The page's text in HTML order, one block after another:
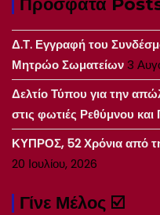
Πρόσφατα
Δ.Τ. Εγγραφή του
Μητρώο Σωματείων3
Δελτίο Τύπου για την
στις φωτιές Ρεθύμνου και
ΚΥΠΡΟΣ, 52 Χρόνια από
20 Ιουλίου, 2026
Γίνε Μέλος ☑️